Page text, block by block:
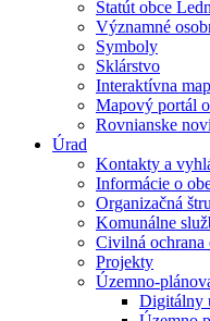
Štatút obce
Významné
Symboly
Sklárstvo
Interaktívna
Mapový portál
Rovnianske
Úrad
Kontakty a
Informácie o
Organizačná
Komunálne
Civilná ochrana
Projekty
Územno-
Digitálny